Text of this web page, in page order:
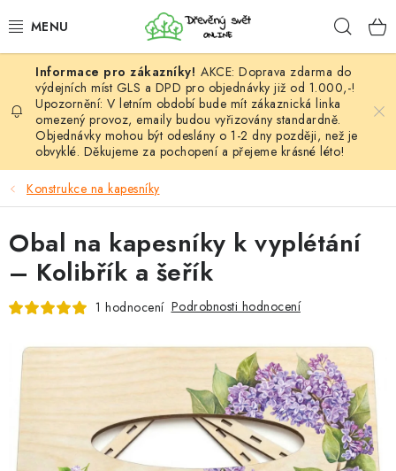
na
HÁČKOVÁNÍ
VYPLÉTÁNÍ
PŘÍZE
DOPLŇKY
TVOŘENÍ
GALANTERIE A LÁTKY
VELKOOBCHOD
AKCE: Doprava zdarma do
výdejních míst GLS a DPD pro objednávky již od 1.000,-!
Upozornění: V letním období bude mít zákaznická linka
omezený provoz, emaily budou vyřizovány standardně.
Objednávky mohou být odeslány o 1-2 dny později, než je
obvyklé. Děkujeme za pochopení a přejeme krásné léto!
Konstrukce na kapesníky
Obal na kapesníky k vyplétání
– Kolibřík a šeřík
1 hodnocení Podrobnosti hodnocení